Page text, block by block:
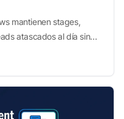
mantienen stages,
atascados al día sin